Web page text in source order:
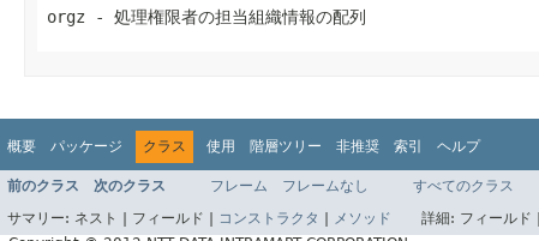
orgz - 処理権限者の担当組織情報の配列
概要 パッケージ クラス 使用 階層ツリー 非推奨 索引 ヘルプ
前のクラス 次のクラス フレーム フレームなし
すべてのクラス
サマリー: ネスト | フィールド | コンストラクタ メソッド 詳細: フィールド |